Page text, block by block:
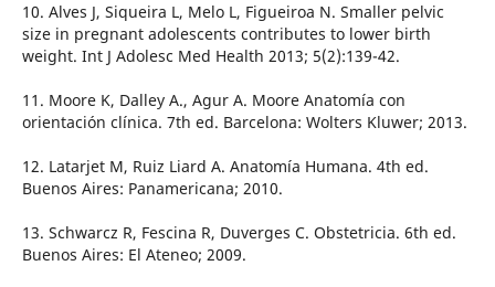
10. Alves J, Siqueira L, Melo L, Figueiroa N. Smaller pelvic
size in pregnant adolescents contributes to lower birth
weight. Int J Adolesc Med Health 2013; 5(2):139-42.
11. Moore K, Dalley A., Agur A. Moore Anatomía con
orientación clínica. 7th ed. Barcelona: Wolters Kluwer; 2013.
12. Latarjet M, Ruiz Liard A. Anatomía Humana. 4th ed.
Buenos Aires: Panamericana; 2010.
13. Schwarcz R, Fescina R, Duverges C. Obstetricia. 6th ed.
Buenos Aires: El Ateneo; 2009.